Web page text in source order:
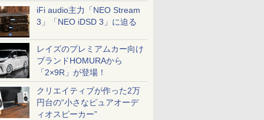
iFi audio主力「NEO Stream
3」「NEO iDSD 3」に迫る
レイズのプレミアムカー向け
ブランドHOMURAから
「2×9R」が登場！
クリエイティブが作った2万
円台の“小さなピュアオーデ
ィオスピーカー”